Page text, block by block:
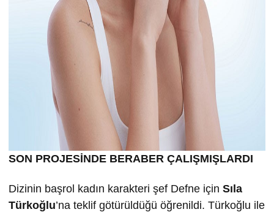
SON PROJESİNDE BERABER ÇALIŞMIŞLARDI
Dizinin başrol kadın karakteri şef Defne için Sıla
Türkoğlu’na teklif götürüldüğü öğrenildi. Türkoğlu ile